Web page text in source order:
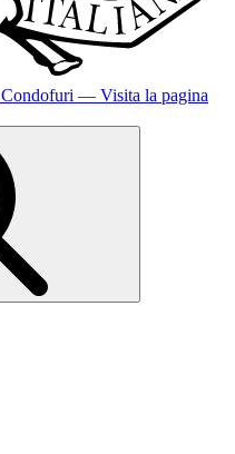
Condofuri — Visita la pagina